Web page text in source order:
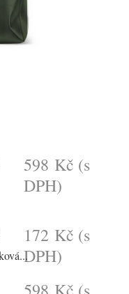
598 Kč (s
DPH)
172 Kč (s
DPH)